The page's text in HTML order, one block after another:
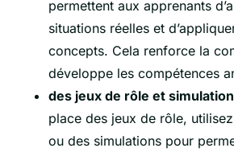
permettent aux apprenants
situations réelles et
concepts. Cela renforce la
développe les compétences
des jeux de rôle et
place des jeux de rôle, utilisez
ou des simulations pour